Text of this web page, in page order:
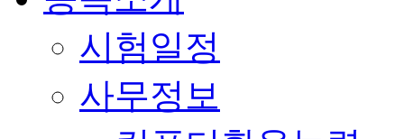
시험일정
사무정보